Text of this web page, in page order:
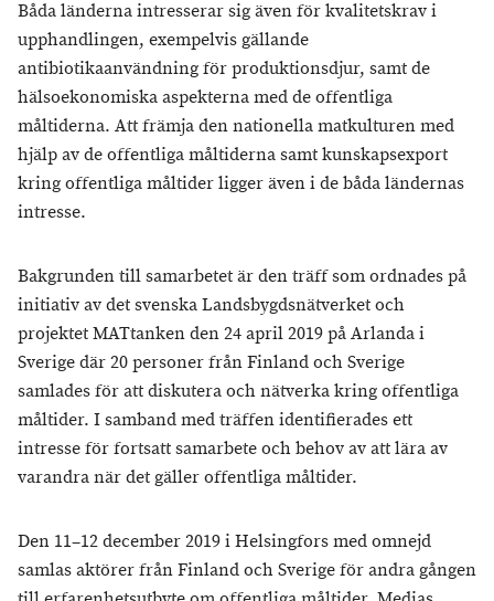
Båda länderna intresserar sig även för kvalitetskrav i
upphandlingen, exempelvis gällande
antibiotikaanvändning för produktionsdjur, samt de
hälsoekonomiska aspekterna med de offentliga
måltiderna. Att främja den nationella matkulturen med
hjälp av de offentliga måltiderna samt kunskapsexport
kring offentliga måltider ligger även i de båda ländernas
intresse.
Bakgrunden till samarbetet är den träff som ordnades på
initiativ av det svenska Landsbygdsnätverket och
projektet MATtanken den 24 april 2019 på Arlanda i
Sverige där 20 personer från Finland och Sverige
samlades för att diskutera och nätverka kring offentliga
måltider. I samband med träffen identifierades ett
intresse för fortsatt samarbete och behov av att lära av
varandra när det gäller offentliga måltider.
Den 11–12 december 2019 i Helsingfors med omnejd
samlas aktörer från Finland och Sverige för andra gången